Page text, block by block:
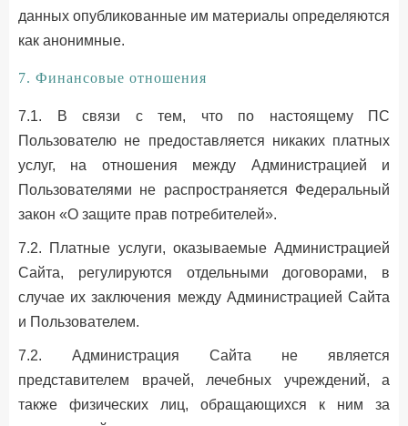
данных опубликованные им материалы определяются
как анонимные.
7. Финансовые отношения
7.1. В связи с тем, что по настоящему ПС
Пользователю не предоставляется никаких платных
услуг, на отношения между Администрацией и
Пользователями не распространяется Федеральный
закон «О защите прав потребителей».
7.2. Платные услуги, оказываемые Администрацией
Сайта, регулируются отдельными договорами, в
случае их заключения между Администрацией Сайта
и Пользователем.
7.2. Администрация Сайта не является
представителем врачей, лечебных учреждений, а
также физических лиц, обращающихся к ним за